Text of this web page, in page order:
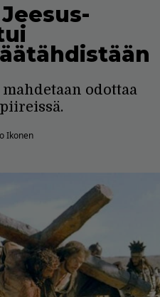
odottaa
Ikonen